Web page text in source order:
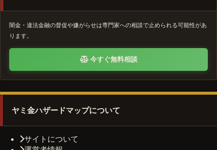
闇金・違法金融の督促や嫌がらせは専門家への相談で止められる可能性があ
ります。
今すぐ無料相談
ヤミ金ハザードマップについて
サイトについて